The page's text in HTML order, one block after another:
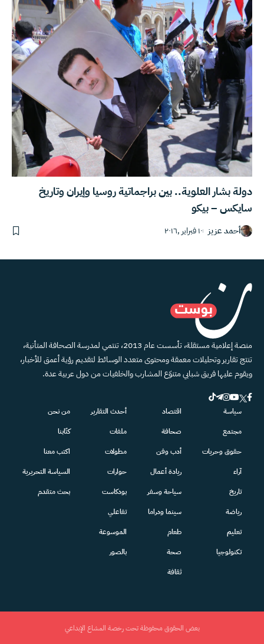
دولة بشار العلوية.. بين براجماتية روسيا وإيران وتاريخ
سايكس – بيكو
أحمد عزيز ١٠ فبراير ,٢٠١٦
منصة إعلامية مستقلة، تأسست عام 2013، تنتمي لمدرسة الصحافة المتأنية،
تنتج تقارير وتحليلات معمقة ومحتوى متعدد الوسائط لتقديم رؤية أعمق للأخبار،
ويقوم عليها فريق شبابي متنوّع المشارب والخلفيات من دول عربية عدة.
سياسة
مجتمع
حقوق وحريات
آراء
تاريخ
رياضة
تعليم
تكنولوجيا
اقتصاد
صحافة
أدب وفن
ريادة أعمال
سياحة وسفر
سينما ودراما
طعام
صحة
ثقافة
أحدث التقارير
ملفات
مطولات
حوارات
بودكاست
تفاعلي
الموسوعة
بالصور
من نحن
كتّابنا
اكتب معنا
السياسة التحريرية
بحث متقدم
بعض الحقوق محفوظة تحت رخصة المشاع الإبداعي